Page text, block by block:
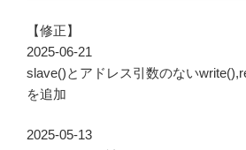
【修正】
2025-06-21
slave()とアドレス引数のない
を追加
2025-05-13